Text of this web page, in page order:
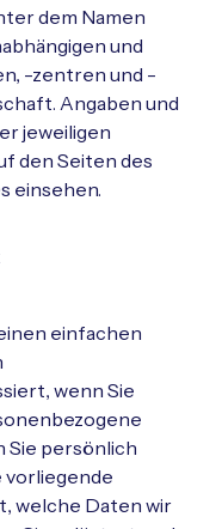
dem Namen
und
-zentren und -
Angaben und
jeweiligen
den Seiten des
einsehen.
einfachen
wenn Sie
Sie persönlich
vorliegende
welche Daten wir